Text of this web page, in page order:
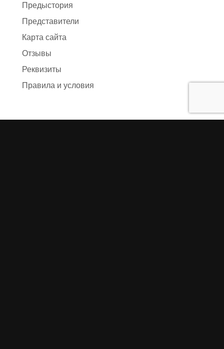
Предыстория
Представители
Карта сайта
Отзывы
Реквизиты
Правила и условия